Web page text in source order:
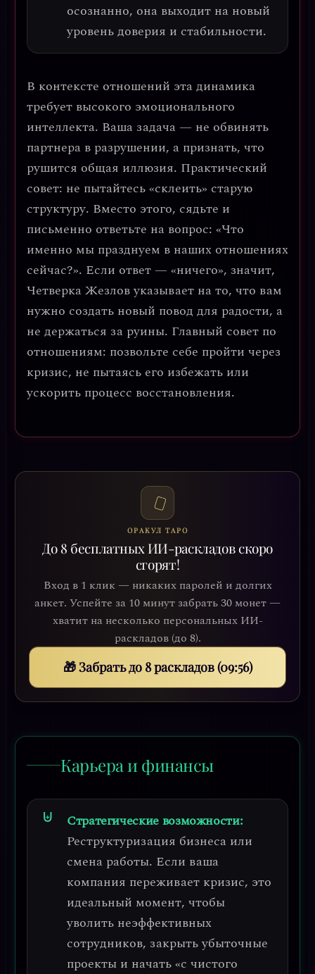
осознанно, она выходит на новый
уровень доверия и стабильности.
В контексте отношений эта динамика
требует высокого эмоционального
интеллекта. Ваша задача — не обвинять
партнера в разрушении, а признать, что
рушится общая иллюзия. Практический
совет: не пытайтесь «склеить» старую
структуру. Вместо этого, сядьте и
письменно ответьте на вопрос: «Что
именно мы празднуем в наших отношениях
сейчас?». Если ответ — «ничего», значит,
Четверка Жезлов указывает на то, что вам
нужно создать новый повод для радости, а
не держаться за руины. Главный совет по
отношениям: позвольте себе пройти через
кризис, не пытаясь его избежать или
ускорить процесс восстановления.
ОРАКУЛ ТАРО
До 8 бесплатных ИИ-раскладов скоро
сгорят!
Вход в 1 клик — никаких паролей и долгих
анкет. Успейте за 10 минут забрать 30 монет —
хватит на несколько персональных ИИ-
раскладов (до 8).
🎁 Забрать до 8 раскладов (09:52)
Карьера и финансы
Стратегические возможности:
Реструктуризация бизнеса или
смена работы. Если ваша
компания переживает кризис, это
идеальный момент, чтобы
уволить неэффективных
сотрудников, закрыть убыточные
проекты и начать «с чистого